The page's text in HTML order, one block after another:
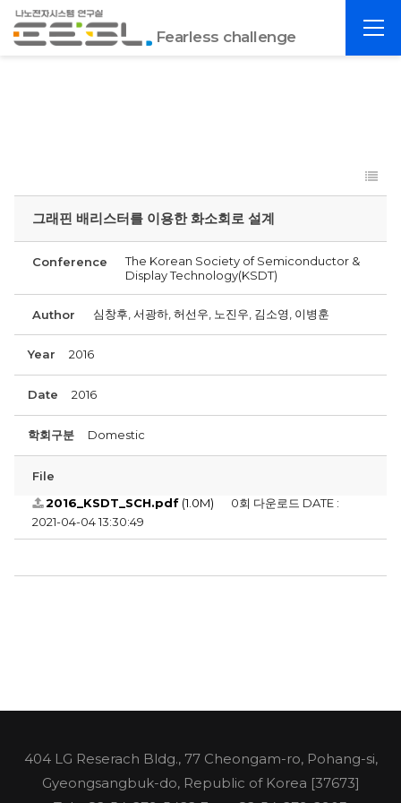
포
항
Fearless challenge
전
그래핀 배리스터를 이용한 화소회로 설계
Conference
The Korean Society of Semiconductor &
Display Technology(KSDT)
Author 심창후, 서광하, 허선우, 노진우, 김소영, 이병훈
Year 2016
Date 2016
학회구분 Domestic
File
2016_KSDT_SCH.pdf(1.0M) 0회 다운로드 DATE :
2021-04-04 13:30:49
404 LG Reserach Bldg., 77 Cheongam-ro, Pohang-si,
Gyeongsangbuk-do, Republic of Korea [37673]